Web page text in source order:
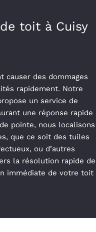
toit à Cuisy
causer des dommages
rapidement. Notre
un service de
une réponse rapide
pointe, nous localisons
que ce soit des tuiles
ou d’autres
la résolution rapide de
immédiate de votre toit